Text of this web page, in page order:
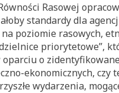
Rasowej
standardy dla
poziomie rasowych,
priorytetowe”,
o
ekonomicznych,
wydarzenia,